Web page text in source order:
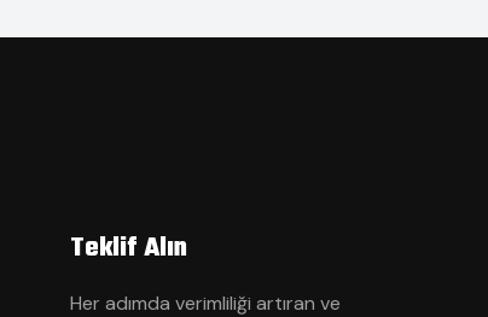
Teklif Alın
Her adımda verimliliği artıran ve